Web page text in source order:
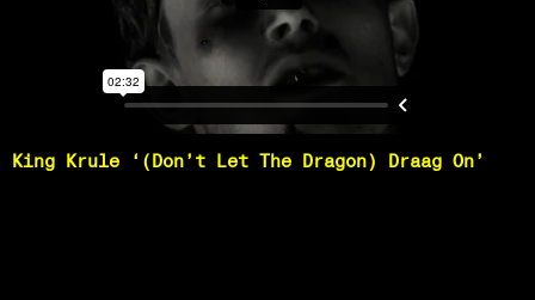
King Krule ‘(Don’t Let The Dragon) Draag On’